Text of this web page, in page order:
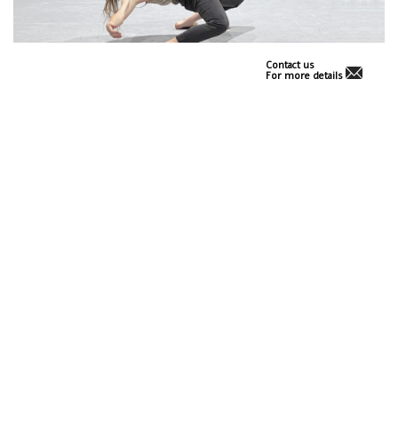
Contact us
For more details